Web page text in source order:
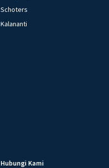
Schoters
Kalananti
Hubungi Kami